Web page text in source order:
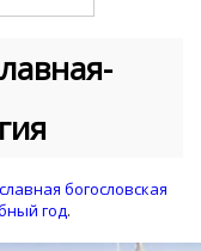
богословская
год.